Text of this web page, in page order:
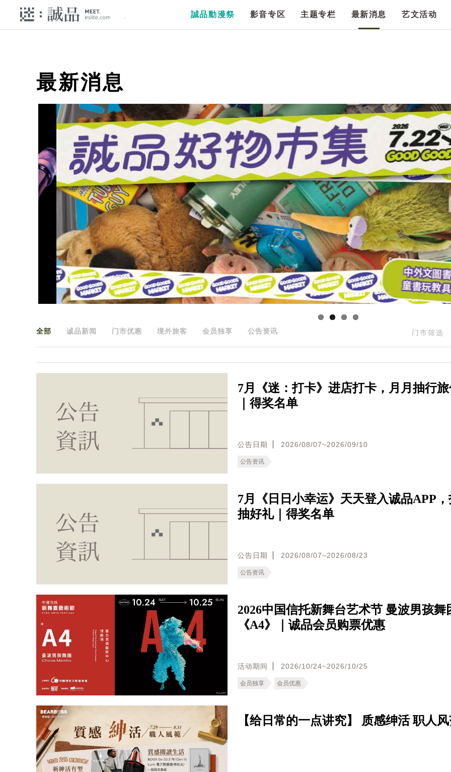
誠品動漫祭 影音专区 主题专栏 最新消息 艺文活动
最新消息
门市筛选
全部 诚品新闻 门市优惠 境外旅客 会员独享 公告资讯
7月《迷：打卡》进店打卡，月月抽行
｜得奖名单
公告日期 2026/08/07~2026/09/10
公告资讯
7月《日日小幸运》天天登入诚品APP，
抽好礼｜得奖名单
公告日期 2026/08/07~2026/08/23
公告资讯
2026中国信托新舞台艺术节 曼波男孩舞
《A4》｜诚品会员购票优惠
活动期间 2026/10/24~2026/10/25
会员独享 会员优惠
【给日常的一点讲究】 质感绅活 职人